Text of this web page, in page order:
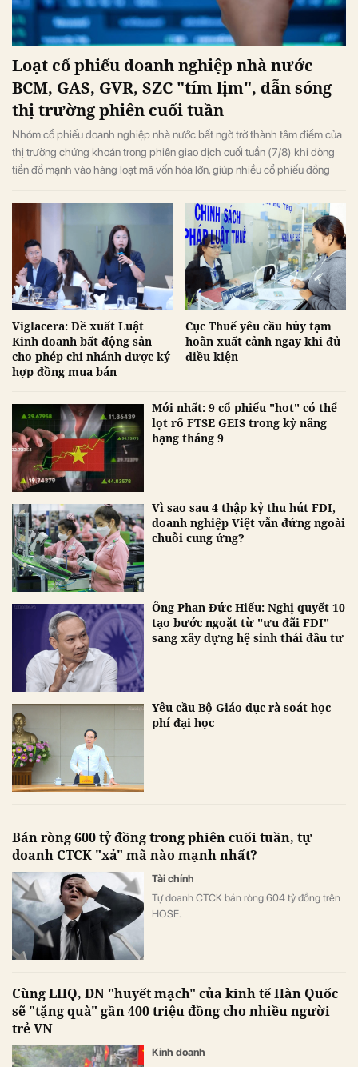
Loạt cổ phiếu doanh nghiệp nhà nước
BCM, GAS, GVR, SZC "tím lịm", dẫn sóng
thị trường phiên cuối tuần
Nhóm cổ phiếu doanh nghiệp nhà nước bất ngờ trở thành tâm điểm của
thị trường chứng khoán trong phiên giao dịch cuối tuần (7/8) khi dòng
tiền đổ mạnh vào hàng loạt mã vốn hóa lớn, giúp nhiều cổ phiếu đồng
trong sắc đỏ.
Viglacera: Đề xuất Luật
Kinh doanh bất động sản
cho phép chi nhánh được ký
hợp đồng mua bán
Cục Thuế yêu cầu hủy tạm
hoãn xuất cảnh ngay khi đủ
điều kiện
Mới nhất: 9 cổ phiếu "hot" có thể
lọt rổ FTSE GEIS trong kỳ nâng
hạng tháng 9
Vì sao sau 4 thập kỷ thu hút FDI,
doanh nghiệp Việt vẫn đứng ngoài
chuỗi cung ứng?
Ông Phan Đức Hiếu: Nghị quyết 10
tạo bước ngoặt từ "ưu đãi FDI"
sang xây dựng hệ sinh thái đầu tư
Yêu cầu Bộ Giáo dục rà soát học
phí đại học
Bán ròng 600 tỷ đồng trong phiên cuối tuần, tự
doanh CTCK "xả" mã nào mạnh nhất?
Tài chính
Tự doanh CTCK bán ròng 604 tỷ đồng trên
HOSE.
Cùng LHQ, DN "huyết mạch" của kinh tế Hàn Quốc
sẽ "tặng quà" gần 400 triệu đồng cho nhiều người
trẻ VN
Kinh doanh